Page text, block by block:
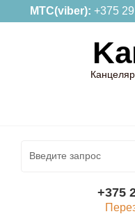
МТС(viber): +375
+375